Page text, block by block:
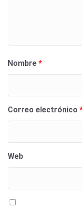
Nombre *
Correo electrónico
Web